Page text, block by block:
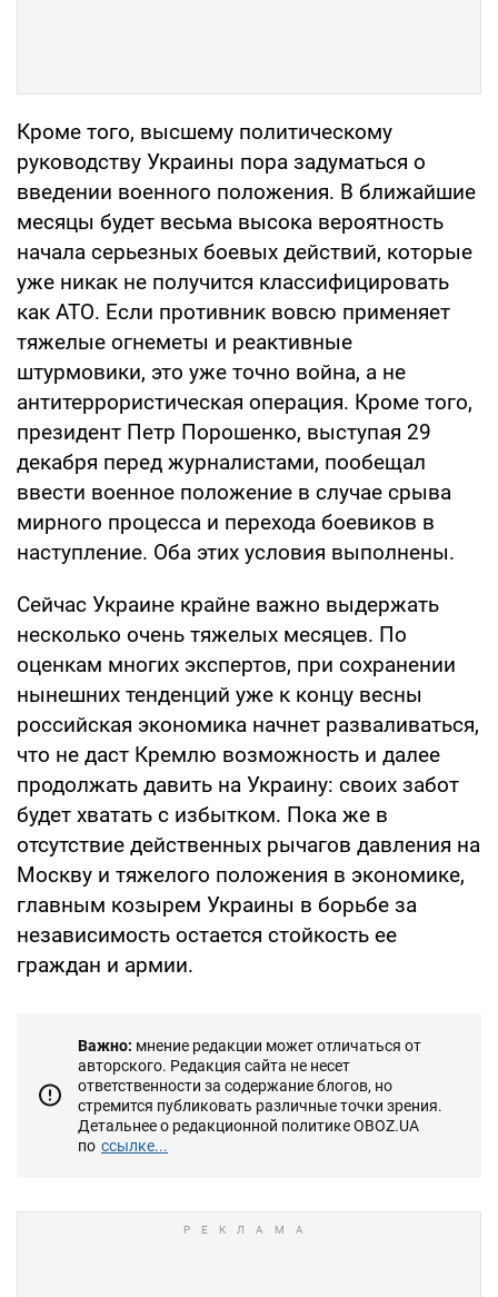
Кроме того, высшему политическому
руководству Украины пора задуматься о
введении военного положения. В ближайшие
месяцы будет весьма высока вероятность
начала серьезных боевых действий, которые
уже никак не получится классифицировать
как АТО. Если противник вовсю применяет
тяжелые огнеметы и реактивные
штурмовики, это уже точно война, а не
антитеррористическая операция. Кроме того,
президент Петр Порошенко, выступая 29
декабря перед журналистами, пообещал
ввести военное положение в случае срыва
мирного процесса и перехода боевиков в
наступление. Оба этих условия выполнены.
Сейчас Украине крайне важно выдержать
несколько очень тяжелых месяцев. По
оценкам многих экспертов, при сохранении
нынешних тенденций уже к концу весны
российская экономика начнет разваливаться,
что не даст Кремлю возможность и далее
продолжать давить на Украину: своих забот
будет хватать с избытком. Пока же в
отсутствие действенных рычагов давления на
Москву и тяжелого положения в экономике,
главным козырем Украины в борьбе за
независимость остается стойкость ее
граждан и армии.
Важно: мнение редакции может отличаться от
авторского. Редакция сайта не несет
ответственности за содержание блогов, но
стремится публиковать различные точки зрения.
Детальнее о редакционной политике OBOZ.UA
по ссылке...